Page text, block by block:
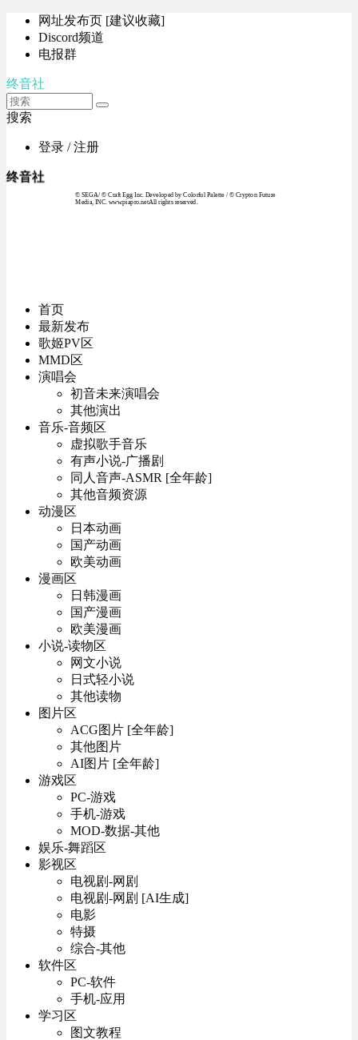
网址发布页 [建议收藏]
Discord频道
电报群
终音社
搜索
登录 / 注册
终音社
© SEGA / © Craft Egg Inc. Developed by Colorful Palette / © Crypton Future
Media, INC. www.piapro.netAll rights reserved.
首页
最新发布
歌姬PV区
MMD区
演唱会
初音未来演唱会
其他演出
音乐-音频区
虚拟歌手音乐
有声小说-广播剧
同人音声-ASMR [全年龄]
其他音频资源
动漫区
日本动画
国产动画
欧美动画
漫画区
日韩漫画
国产漫画
欧美漫画
小说-读物区
网文小说
日式轻小说
其他读物
图片区
ACG图片 [全年龄]
其他图片
AI图片 [全年龄]
游戏区
PC-游戏
手机-游戏
MOD-数据-其他
娱乐-舞蹈区
影视区
电视剧-网剧
电视剧-网剧 [AI生成]
电影
特摄
综合-其他
软件区
PC-软件
手机-应用
学习区
图文教程